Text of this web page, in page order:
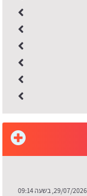
29/07/2026, בשעה 09:14